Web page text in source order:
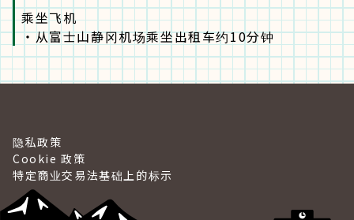
乘坐飞机
・从富士山静冈机场乘坐出租车约10分钟
隐私政策
Cookie 政策
特定商业交易法基础上的标示